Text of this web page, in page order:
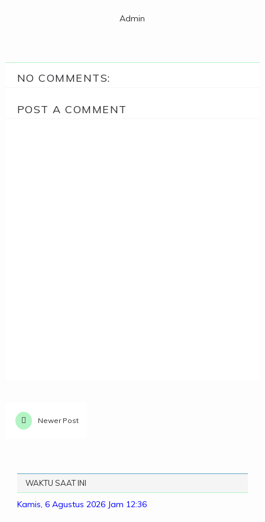
Admin
NO COMMENTS:
POST A COMMENT
Newer Post
WAKTU SAAT INI
Kamis, 6 Agustus 2026 Jam 12:36